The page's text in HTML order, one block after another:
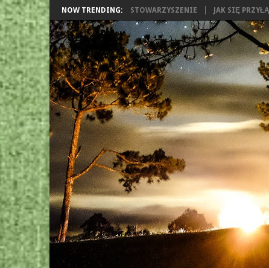
NOW TRENDING: STOWARZYSZENIE JAK SIĘ